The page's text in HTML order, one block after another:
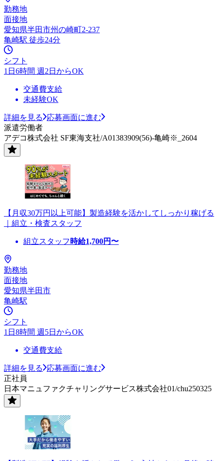
勤務地
面接地
愛知県半田市州の崎町2-237
亀崎駅 徒歩24分
シフト
1日6時間 週2日からOK
交通費支給
未経験OK
詳細を見る
応募画面に進む
派遣労働者
アデコ株式会社 SF東海支社/A01383909(56)-亀崎※_2604
【月収30万円以上可能】製造経験を活かしてしっかり稼げる
｜組立・検査スタッフ
組立スタッフ 時給1,700円〜
勤務地
面接地
愛知県半田市
亀崎駅
シフト
1日8時間 週5日からOK
交通費支給
詳細を見る
応募画面に進む
正社員
日本マニュファクチャリングサービス株式会社01/chu250325